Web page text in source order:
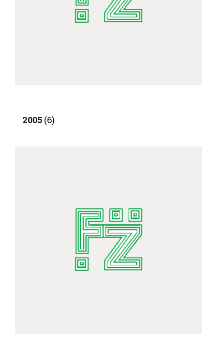
2005 (6)